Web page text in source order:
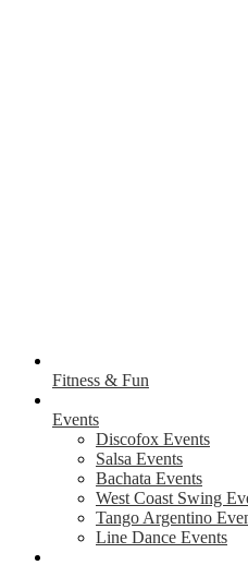
Fitness & Fun
Events
Discofox Events
Salsa Events
Bachata Events
West Coast Swing
Tango Argentino
Line Dance Events